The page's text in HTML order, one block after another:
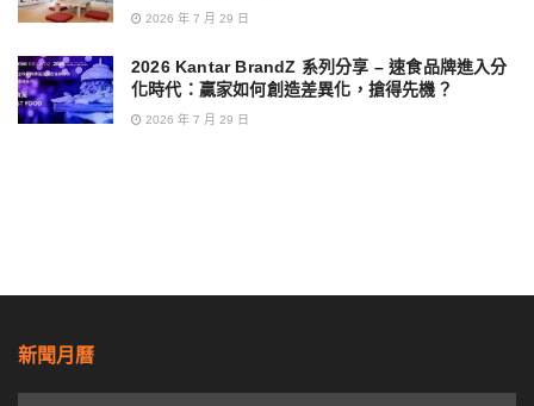
2026 年 7 月 29 日
2026 Kantar BrandZ 系列分享 – 速食品牌進入分
化時代：贏家如何創造差異化，搶得先機？
2026 年 7 月 29 日
新聞月曆